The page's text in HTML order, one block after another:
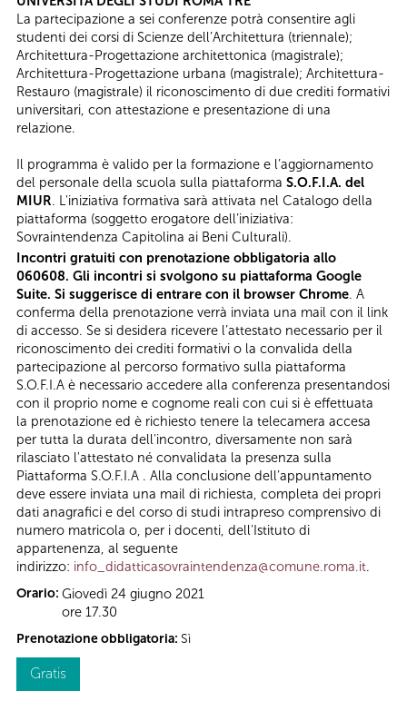
La partecipazione a sei conferenze potrà consentire agli
studenti dei corsi di Scienze dell’Architettura (triennale);
Architettura-Progettazione architettonica (magistrale);
Architettura-Progettazione urbana (magistrale); Architettura-
Restauro (magistrale) il riconoscimento di due crediti formativi
universitari, con attestazione e presentazione di una
relazione.
Il programma è valido per la formazione e l’aggiornamento
del personale della scuola sulla piattaforma S.O.F.I.A. del
MIUR. L'iniziativa formativa sarà attivata nel Catalogo della
piattaforma (soggetto erogatore dell’iniziativa:
Sovraintendenza Capitolina ai Beni Culturali).
Incontri gratuiti con prenotazione obbligatoria allo
060608. Gli incontri si svolgono su piattaforma Google
Suite. Si suggerisce di entrare con il browser Chrome. A
conferma della prenotazione verrà inviata una mail con il link
di accesso. Se si desidera ricevere l’attestato necessario per il
riconoscimento dei crediti formativi o la convalida della
partecipazione al percorso formativo sulla piattaforma
S.O.F.I.A è necessario accedere alla conferenza presentandosi
con il proprio nome e cognome reali con cui si è effettuata
la prenotazione ed è richiesto tenere la telecamera accesa
per tutta la durata dell'incontro, diversamente non sarà
rilasciato l'attestato né convalidata la presenza sulla
Piattaforma S.O.F.I.A . Alla conclusione dell’appuntamento
deve essere inviata una mail di richiesta, completa dei propri
dati anagrafici e del corso di studi intrapreso comprensivo di
numero matricola o, per i docenti, dell'Istituto di
appartenenza, al seguente
indirizzo: info_didatticasovraintendenza@comune.roma.it.
Orario: Giovedì 24 giugno 2021
ore 17.30
Prenotazione obbligatoria: Sì
Gratis